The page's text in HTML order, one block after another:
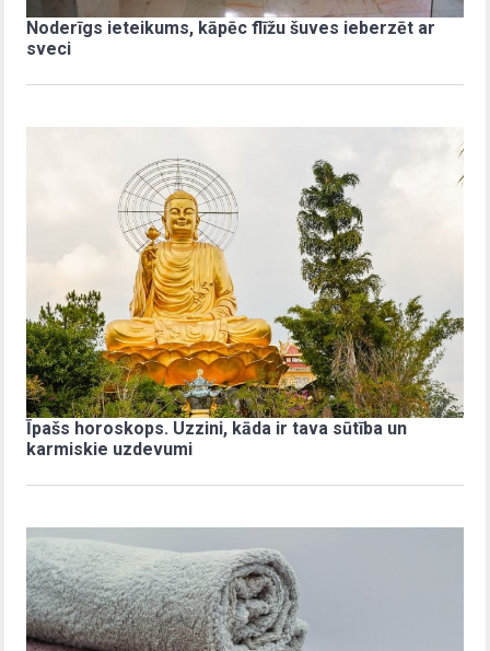
Noderīgs ieteikums, kāpēc flīžu šuves ieberzēt ar
sveci
Īpašs horoskops. Uzzini, kāda ir tava sūtība un
karmiskie uzdevumi